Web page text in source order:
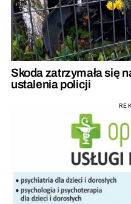
Skoda zatrzymała się
ustalenia policji